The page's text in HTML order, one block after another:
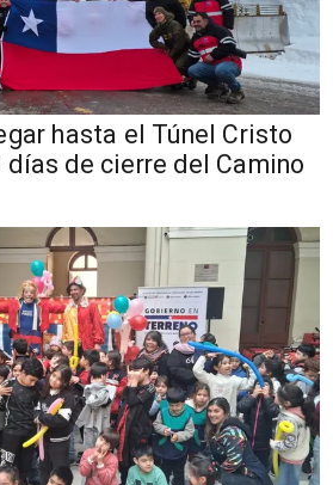
hasta el Túnel Cristo
días de cierre del Camino